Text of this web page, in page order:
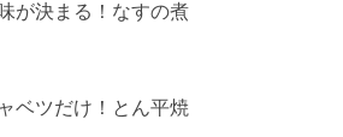
が決まる！なすの煮
ベツだけ！とん平焼